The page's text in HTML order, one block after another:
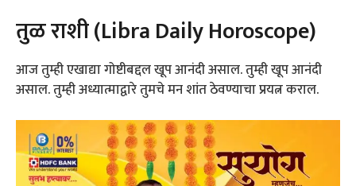
तुळ राशी (Libra Daily Horoscope)
आज तुम्ही एखाद्या गोष्टीबद्दल खूप आनंदी असाल. तुम्ही खूप आनंदी
असाल. तुम्ही अध्यात्माद्वारे तुमचे मन शांत ठेवण्याचा प्रयत्न कराल.